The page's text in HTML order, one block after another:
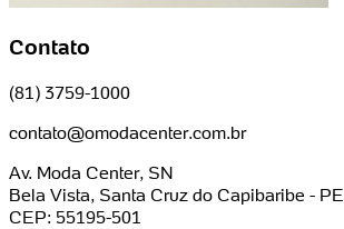
Contato
(81) 3759-1000
contato@omodacenter.com.br
Av. Moda Center, SN
Bela Vista, Santa Cruz do Capibaribe - PE
CEP: 55195-501